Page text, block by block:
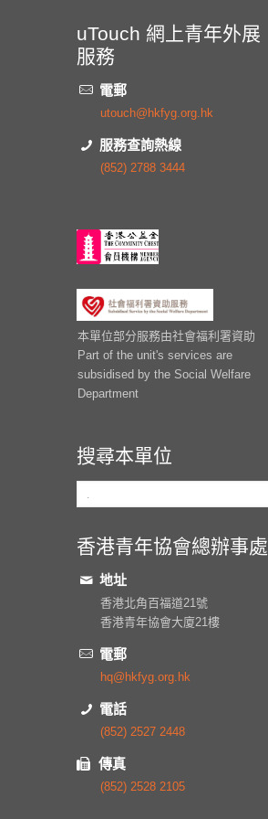
uTouch 網上青年外展
服務
電郵
utouch@hkfyg.org.hk
服務查詢熱線
(852) 2788 3444
本單位部分服務由社會福利署資助
Part of the unit's services are
subsidised by the Social Welfare
Department
搜尋本單位
香港青年協會總辦事處
地址
香港北角百福道21號
香港青年協會大廈21樓
電郵
hq@hkfyg.org.hk
電話
(852) 2527 2448
傳真
(852) 2528 2105